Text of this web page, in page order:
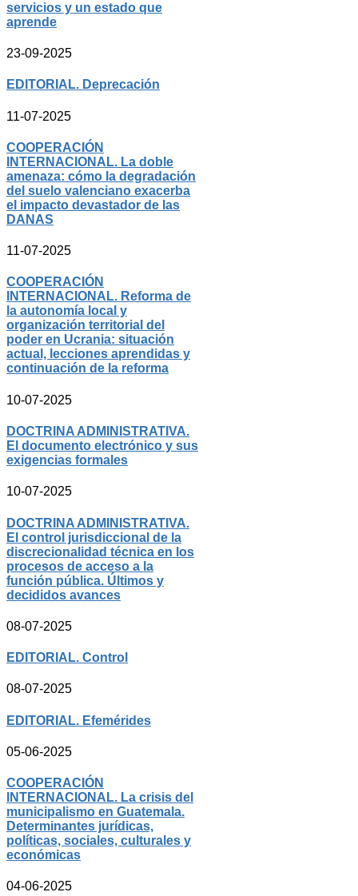
servicios y un estado que
aprende
23-09-2025
EDITORIAL. Deprecación
11-07-2025
COOPERACIÓN
INTERNACIONAL. La doble
amenaza: cómo la degradación
del suelo valenciano exacerba
el impacto devastador de las
DANAS
11-07-2025
COOPERACIÓN
INTERNACIONAL. Reforma de
la autonomía local y
organización territorial del
poder en Ucrania: situación
actual, lecciones aprendidas y
continuación de la reforma
10-07-2025
DOCTRINA ADMINISTRATIVA.
El documento electrónico y sus
exigencias formales
10-07-2025
DOCTRINA ADMINISTRATIVA.
El control jurisdiccional de la
discrecionalidad técnica en los
procesos de acceso a la
función pública. Últimos y
decididos avances
08-07-2025
EDITORIAL. Control
08-07-2025
EDITORIAL. Efemérides
05-06-2025
COOPERACIÓN
INTERNACIONAL. La crisis del
municipalismo en Guatemala.
Determinantes jurídicas,
políticas, sociales, culturales y
económicas
04-06-2025